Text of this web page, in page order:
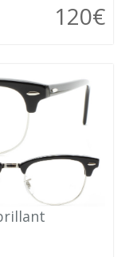
120€